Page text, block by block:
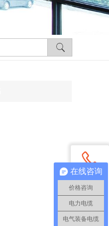
电话咨询
QQ咨询
在线咨询
价格咨询
电力电缆
电气装备电缆